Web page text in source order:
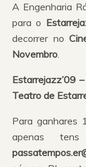
A Engenharia
para o
decorrer no
Novembro.
Estarrejazz’09
Teatro de
Para ganhares
apenas